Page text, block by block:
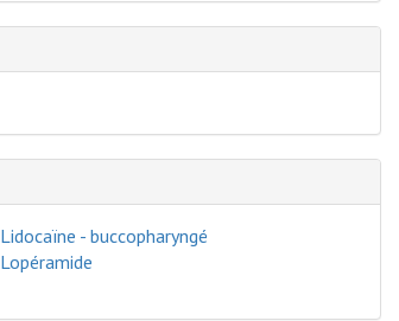
Lidocaïne - buccopharyngé
Lopéramide